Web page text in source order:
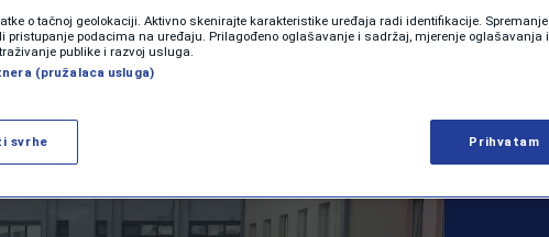
NEISTRAŽENO
VIRALNO
VIDEO
| VIJESTI | 1 komentar
Više
o tačnoj geolokaciji. Aktivno skenirajte karakteristike uređaja radi identifikacije. Spremanje
pristupanje podacima na uređaju. Prilagođeno oglašavanje i sadržaj, mjerenje oglašavanja i
publike i razvoj usluga.
(pružalaca usluga)
svrhe Prihvatam